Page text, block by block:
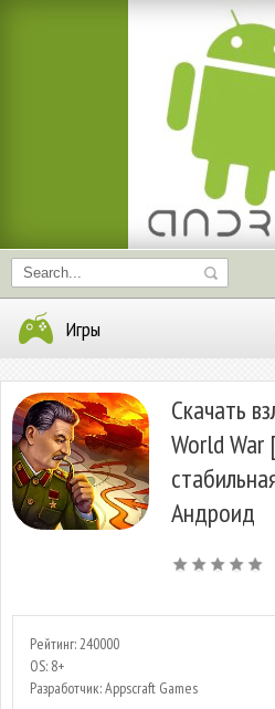
Игры
Скачать
World
Андроид
Рейтинг: 240000
OS: 8+
Разработчик: Appscraft Games